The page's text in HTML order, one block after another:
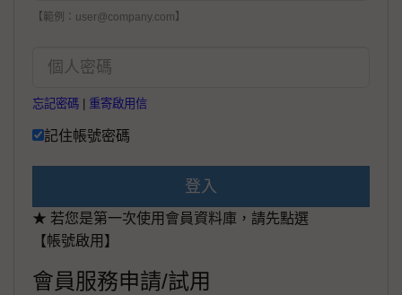
【範例：user@company.com】
忘記密碼 重寄啟用信
記住帳號密碼
登入
★ 若您是第一次使用會員資料庫，請先點選
【帳號啟用】
會員服務申請/試用